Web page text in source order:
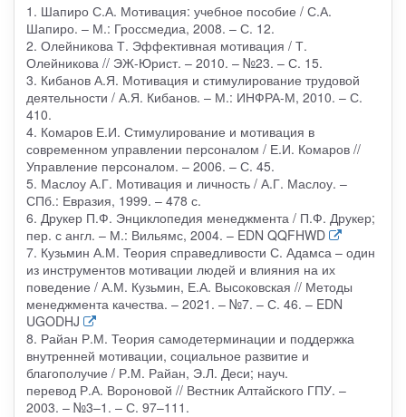
1. Шапиро С.А. Мотивация: учебное пособие / С.А.
Шапиро. – М.: Гроссмедиа, 2008. – С. 12.
2. Олейникова Т. Эффективная мотивация / Т.
Олейникова // ЭЖ-Юрист. – 2010. – №23. – С. 15.
3. Кибанов А.Я. Мотивация и стимулирование трудовой
деятельности / А.Я. Кибанов. – М.: ИНФРА-М, 2010. – С.
410.
4. Комаров Е.И. Стимулирование и мотивация в
современном управлении персоналом / Е.И. Комаров //
Управление персоналом. – 2006. – С. 45.
5. Маслоу А.Г. Мотивация и личность / А.Г. Маслоу. –
СПб.: Евразия, 1999. – 478 с.
6. Друкер П.Ф. Энциклопедия менеджмента / П.Ф. Друкер;
пер. с англ. – М.: Вильямс, 2004. – EDN QQFHWD
7. Кузьмин А.М. Теория справедливости С. Адамса – один
из инструментов мотивации людей и влияния на их
поведение / А.М. Кузьмин, Е.А. Высоковская // Методы
менеджмента качества. – 2021. – №7. – С. 46. – EDN
UGODHJ
8. Райан Р.М. Теория самодетерминации и поддержка
внутренней мотивации, социальное развитие и
благополучие / Р.М. Райан, Э.Л. Деси; науч.
перевод Р.А. Вороновой // Вестник Алтайского ГПУ. –
2003. – №3–1. – С. 97–111.